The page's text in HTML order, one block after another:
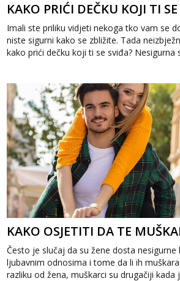
- Kod: #123
tel:0,93€ - mob:1,12€ min
Anđela
Tel:064/677-677- Kod: #142
tel:0,93€ - mob:1,12€ min
KAKO PRIĆI DEČKU KOJI TI
Imali ste priliku vidjeti nekoga tko vam se
niste sigurni kako se zbližite. Tada
kako prići dečku koji ti se sviđa? Nesigurna
KAKO OSJETITI DA TE
Često je slučaj da su žene dosta nesigurne
ljubavnim odnosima i tome da li ih
razliku od žena, muškarci su drugačiji kada